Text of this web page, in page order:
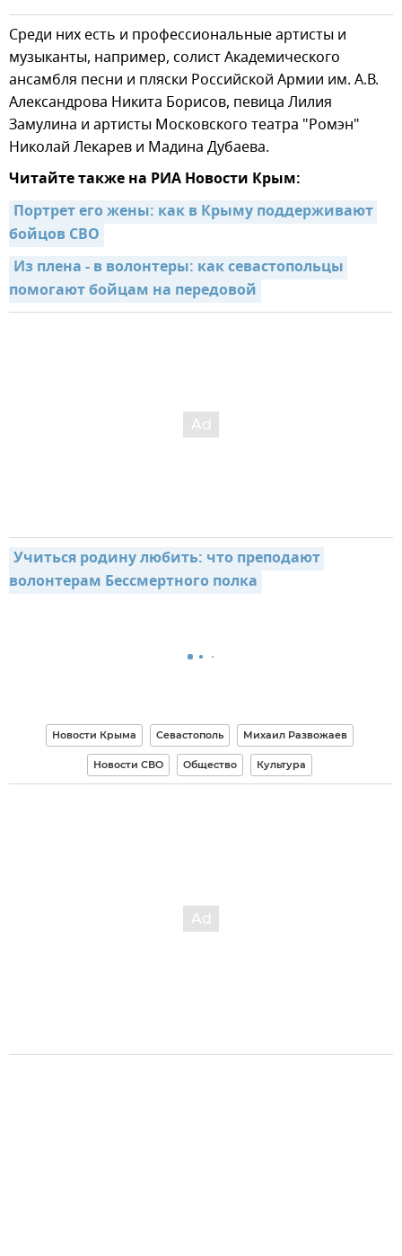
Среди них есть и профессиональные артисты и
музыканты, например, солист Академического
ансамбля песни и пляски Российской Армии им. А.В.
Александрова Никита Борисов, певица Лилия
Замулина и артисты Московского театра "Ромэн"
Николай Лекарев и Мадина Дубаева.
Читайте также на РИА Новости Крым:
Портрет его жены: как в Крыму поддерживают
бойцов СВО
Из плена - в волонтеры: как севастопольцы
помогают бойцам на передовой
Учиться родину любить: что преподают
волонтерам Бессмертного полка
Новости Крыма Севастополь Михаил Развожаев
Новости СВО Общество Культура